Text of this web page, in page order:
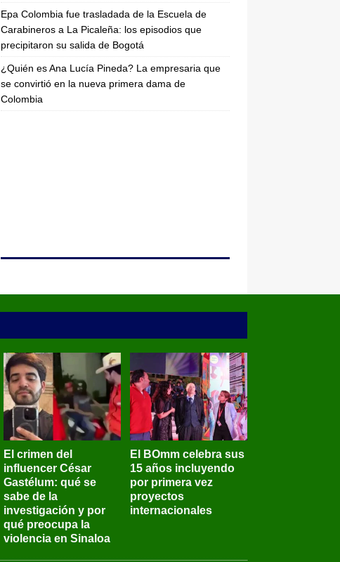
Epa Colombia fue trasladada de la Escuela de
Carabineros a La Picaleña: los episodios que
precipitaron su salida de Bogotá
¿Quién es Ana Lucía Pineda? La empresaria que
se convirtió en la nueva primera dama de
Colombia
El crimen del
influencer César
Gastélum: qué se
sabe de la
investigación y por
qué preocupa la
violencia en Sinaloa
El BOmm celebra sus
15 años incluyendo
por primera vez
proyectos
internacionales